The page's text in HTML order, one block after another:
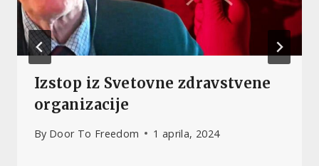
Izstop iz Svetovne zdravstvene
organizacije
By Door To Freedom 1 aprila, 2024